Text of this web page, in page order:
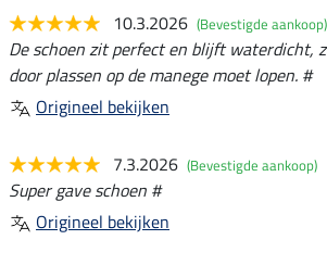
10.3.2026 (Bevestigde aankoop)
De schoen zit perfect en blijft waterdicht,
door plassen op de manege moet lopen. #
Origineel bekijken
7.3.2026 (Bevestigde aankoop)
Super gave schoen #
Origineel bekijken